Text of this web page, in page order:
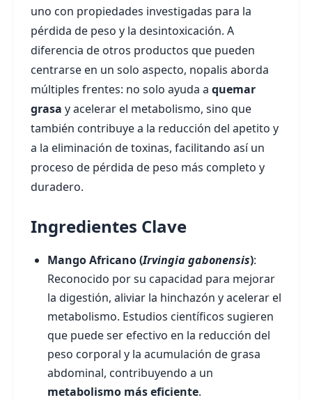
uno con propiedades investigadas para la
pérdida de peso y la desintoxicación. A
diferencia de otros productos que pueden
centrarse en un solo aspecto, nopalis aborda
múltiples frentes: no solo ayuda a quemar
grasa y acelerar el metabolismo, sino que
también contribuye a la reducción del apetito y
a la eliminación de toxinas, facilitando así un
proceso de pérdida de peso más completo y
duradero.
Ingredientes Clave
Mango Africano (Irvingia gabonensis):
Reconocido por su capacidad para mejorar
la digestión, aliviar la hinchazón y acelerar el
metabolismo. Estudios científicos sugieren
que puede ser efectivo en la reducción del
peso corporal y la acumulación de grasa
abdominal, contribuyendo a un
metabolismo más eficiente.